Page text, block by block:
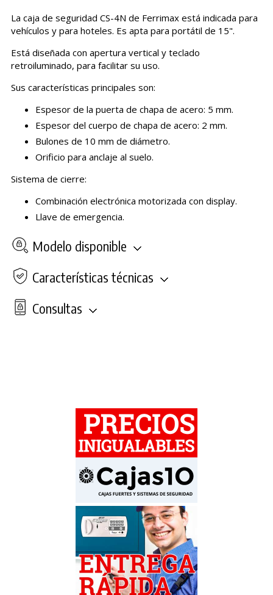
La caja de seguridad CS-4N de Ferrimax está indicada para
vehículos y para hoteles. Es apta para portátil de 15".
Está diseñada con apertura vertical y teclado
retroiluminado, para facilitar su uso.
Sus características principales son:
Espesor de la puerta de chapa de acero: 5 mm.
Espesor del cuerpo de chapa de acero: 2 mm.
Bulones de 10 mm de diámetro.
Orificio para anclaje al suelo.
Sistema de cierre:
Combinación electrónica motorizada con display.
Llave de emergencia.
Modelo disponible
Características técnicas
Consultas